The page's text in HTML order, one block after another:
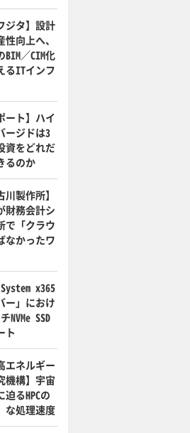
ジタ】設計
向上へ、
／CIM化
るITインフ
ート】ハイ
ージドは3
資をどれだ
るのか
川製作所】
財務会計シ
で「クラウ
なかったワ
x365
ー」におけ
NVMe SSD
ト
エネルギー
機構】宇宙
るHPCの
な処理速度